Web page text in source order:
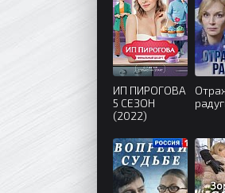
ИП ПИРОГОВА
5 СЕЗОН
(2022)